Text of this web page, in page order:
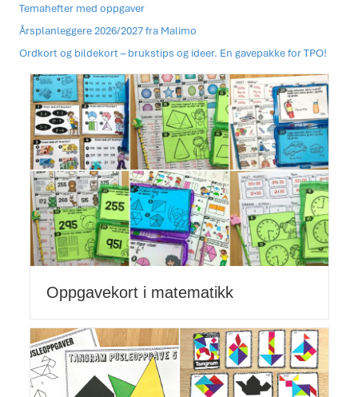
Temahefter med oppgaver
Årsplanleggere 2026/2027 fra Malimo
Ordkort og bildekort – brukstips og ideer. En gavepakke for TPO!
Oppgavekort i matematikk